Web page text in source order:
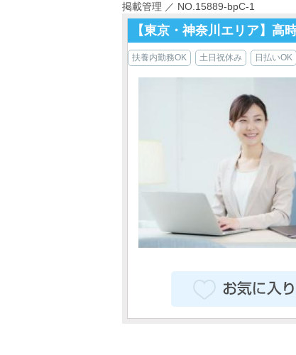
掲載管理 ／ NO.15889-bpC-1
【東京・神奈川エリア】高
扶養内勤務OK 土日祝休み 日払いOK